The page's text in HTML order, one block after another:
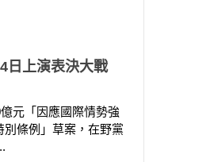
日上演表決大戰
元「因應國際情勢強
條例」草案，在野黨